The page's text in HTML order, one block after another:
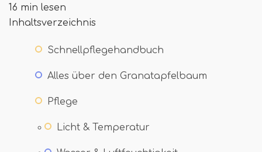
16 min lesen
Inhaltsverzeichnis
Schnellpflegehandbuch
Alles über den Granatapfelbaum
Pflege
Licht & Temperatur